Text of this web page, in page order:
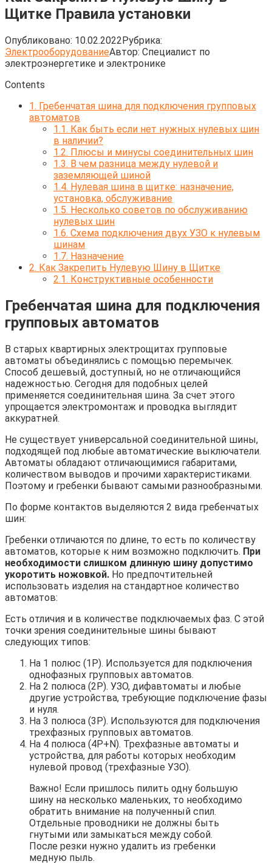
Щитке Правила установки
Опубликовано: 10.02.2022Рубрика:
ЭлектрооборудованиеАвтор: Cпециалист по
электроэнергетике и электронике
Contents
1. Гребенчатая шина для подключения групповых
автоматов
1.1. Как быть если нет нужных нулевых шин
в наличии?
1.2. Плюсы и минусы соединительных шин
1.3. В чем разница между нулевой и
заземляющей шиной
1.4. Нулевая шина в щитке: назначение,
установка, обслуживание
1.5. Несколько советов по обслуживанию
нулевых шин
1.6. Схема подключения двух УЗО к нулевым
шинам
1.7. Назначение
2. Как Закрепить Нулевую Шину в Щитке
2.1. Конструктивные особенности
Гребенчатая шина для подключения
групповых автоматов
В старых квартирных электрощитах групповые
автоматы объединялись с помощью перемычек.
Способ дешевый, доступный, но не отличающийся
надежностью. Сегодня для подобных целей
применяется соединительная шина. За счет этого
упрощается электромонтаж и проводка выглядит
аккуратней.
Не существует универсальной соединительной шины,
подходящей под любые автоматические выключатели.
Автоматы обладают отличающимися габаритами,
количеством выводов и прочими характеристиками.
Поэтому и гребенки бывают самыми разнообразными.
По форме контактов выделяются 2 вида гребенчатых
шин:
Гребенки отличаются по длине, то есть по количеству
автоматов, которые к ним возможно подключить. При
необходимости слишком длинную шину допустимо
укоротить ножовкой. Но предпочтительней
использовать изделия на стандартное количество
автоматов:
Есть отличия и в количестве подключаемых фаз. С этой
точки зрения соединительные шины бывают
следующих типов:
На 1 полюс (1P). Используется для подключения
однофазных групповых автоматов.
На 2 полюса (2P). УЗО, дифавтоматы и любые
другие устройства, требующие подключение фазы
и нуля.
На 3 полюса (3P). Используются для подключения
трехфазных групповых автоматов.
На 4 полюса (4P+N). Трехфазные автоматы и
устройства, для работы которых необходим
нулевой провод (трехфазные УЗО).
Важно! Если пришлось пилить одну большую
шину на несколько маленьких, то необходимо
обратить внимание на полученный спил.
Отдельные проводники не должны быть
гнутыми или замыкаться между собой.
После резки нужно удалить из гребенки
медную пыль.